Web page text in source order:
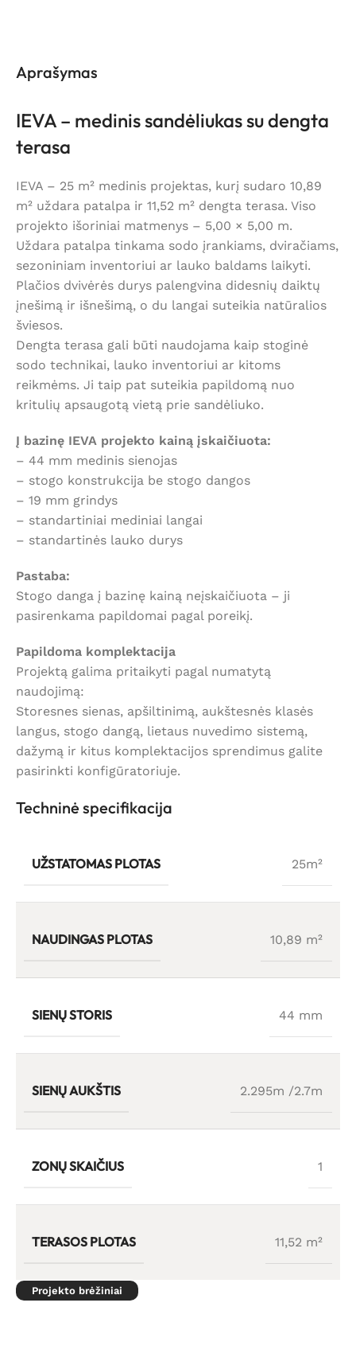
Aprašymas
IEVA – medinis sandėliukas su dengta
terasa
IEVA – 25 m² medinis projektas, kurį sudaro 10,89
m² uždara patalpa ir 11,52 m² dengta terasa. Viso
projekto išoriniai matmenys – 5,00 × 5,00 m.
Uždara patalpa tinkama sodo įrankiams, dviračiams,
sezoniniam inventoriui ar lauko baldams laikyti.
Plačios dvivėrės durys palengvina didesnių daiktų
įnešimą ir išnešimą, o du langai suteikia natūralios
šviesos.
Dengta terasa gali būti naudojama kaip stoginė
sodo technikai, lauko inventoriui ar kitoms
reikmėms. Ji taip pat suteikia papildomą nuo
kritulių apsaugotą vietą prie sandėliuko.
Į bazinę IEVA projekto kainą įskaičiuota:
– 44 mm medinis sienojas
– stogo konstrukcija be stogo dangos
– 19 mm grindys
– standartiniai mediniai langai
– standartinės lauko durys
Pastaba:
Stogo danga į bazinę kainą neįskaičiuota – ji
pasirenkama papildomai pagal poreikį.
Papildoma komplektacija
Projektą galima pritaikyti pagal numatytą
naudojimą:
Storesnes sienas, apšiltinimą, aukštesnės klasės
langus, stogo dangą, lietaus nuvedimo sistemą,
dažymą ir kitus komplektacijos sprendimus galite
pasirinkti konfigūratoriuje.
Techninė specifikacija
UŽSTATOMAS PLOTAS 25m²
NAUDINGAS PLOTAS 10,89 m²
SIENŲ STORIS 44 mm
SIENŲ AUKŠTIS 2.295m /2.7m
ZONŲ SKAIČIUS 1
TERASOS PLOTAS 11,52 m²
Projekto brėžiniai